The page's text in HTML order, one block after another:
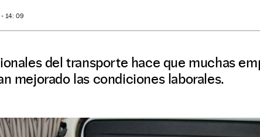
- 14: 09
del transporte hace que muchas
mejorado las condiciones laborales.